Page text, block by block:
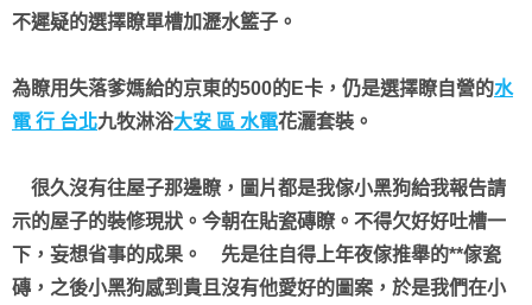
不遲疑的選擇瞭單槽加瀝水籃子。
為瞭用失落爹媽給的京東的500的E卡，仍是選擇瞭自營的水
電 行 台北九牧淋浴大安 區 水電花灑套裝。
很久沒有往屋子那邊瞭，圖片都是我傢小黑狗給我報告請
示的屋子的裝修現狀。今朝在貼瓷磚瞭。不得欠好好吐槽一
下，妄想省事的成果。
先是往自得上年夜傢推舉的**傢瓷
磚，之後小黑狗感到貴且沒有他愛好的圖案，於是我們在小